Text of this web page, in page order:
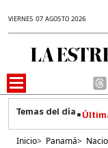
VIERNES 07 AGOSTO 2026
Inicio> Panamá>